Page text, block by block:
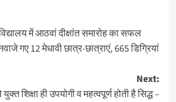
में आठवां दीक्षांत समारोह का सफल
गए 12 मेधावी छात्र-छात्राएं, 665 डिग्रियां
Next:
शिक्षा ही उपयोगी व महत्वपूर्ण होती है सिद्ध –